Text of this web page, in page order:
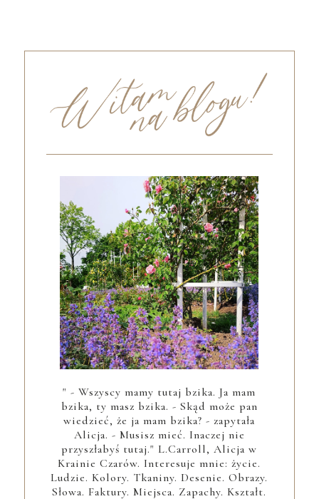
" - Wszyscy mamy tutaj bzika. Ja mam
bzika, ty masz bzika. - Skąd może pan
wiedzieć, że ja mam bzika? - zapytała
Alicja. - Musisz mieć. Inaczej nie
przyszłabyś tutaj." L.Carroll, Alicja w
Krainie Czarów. Interesuje mnie: życie.
Ludzie. Kolory. Tkaniny. Desenie. Obrazy.
Słowa. Faktury. Miejsca. Zapachy. Kształt.